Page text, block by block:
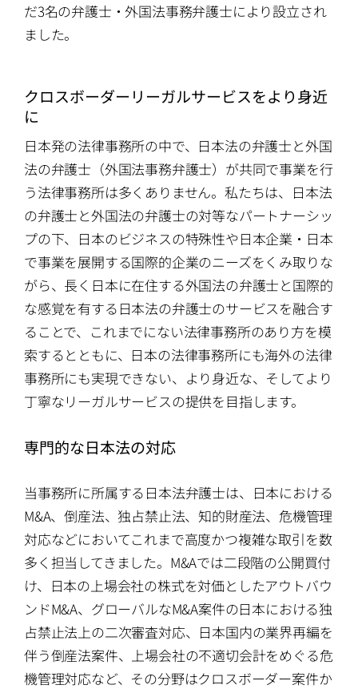
NEWS
だ3名の弁護士・外国法事務弁護士により設立され
ました。
クロスボーダーリーガルサービスをより身近
に
日本発の法律事務所の中で、日本法の弁護士と外国
法の弁護士（外国法事務弁護士）が共同で事業を行
う法律事務所は多くありません。私たちは、日本法
の弁護士と外国法の弁護士の対等なパートナーシッ
プの下、日本のビジネスの特殊性や日本企業・日本
で事業を展開する国際的企業のニーズをくみ取りな
がら、長く日本に在住する外国法の弁護士と国際的
な感覚を有する日本法の弁護士のサービスを融合す
ることで、これまでにない法律事務所のあり方を模
索するとともに、日本の法律事務所にも海外の法律
事務所にも実現できない、より身近な、そしてより
丁寧なリーガルサービスの提供を目指します。
専門的な日本法の対応
当事務所に所属する日本法弁護士は、日本における
M&A、倒産法、独占禁止法、知的財産法、危機管理
対応などにおいてこれまで高度かつ複雑な取引を数
多く担当してきました。M&Aでは二段階の公開買付
け、日本の上場会社の株式を対価としたアウトバウ
ンドM&A、グローバルなM&A案件の日本における独
占禁止法上の二次審査対応、日本国内の業界再編を
伴う倒産法案件、上場会社の不適切会計をめぐる危
機管理対応など、その分野はクロスボーダー案件か